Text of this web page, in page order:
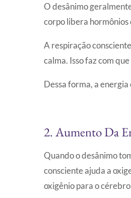
O desânimo
corpo libera hormônios
A respiração
calma. Isso faz com
Dessa forma, a
2. Aumento Da
Quando o desânimo
consciente ajuda a
oxigênio para o